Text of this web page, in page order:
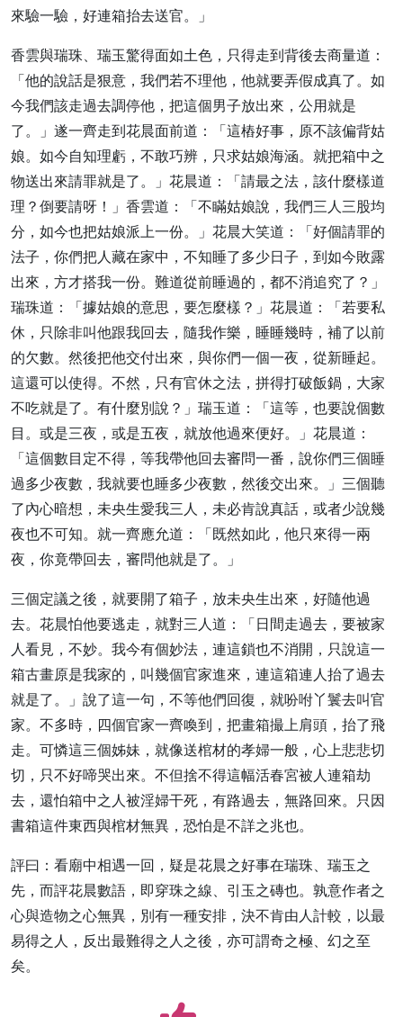
來驗一驗，好連箱抬去送官。」
香雲與瑞珠、瑞玉驚得面如土色，只得走到背後去商量道：
「他的說話是狠意，我們若不理他，他就要弄假成真了。如
今我們該走過去調停他，把這個男子放出來，公用就是
了。」遂一齊走到花晨面前道：「這樁好事，原不該偏背姑
娘。如今自知理虧，不敢巧辨，只求姑娘海涵。就把箱中之
物送出來請罪就是了。」花晨道：「請最之法，該什麼樣道
理？倒要請呀！」香雲道：「不瞞姑娘說，我們三人三股均
分，如今也把姑娘派上一份。」花晨大笑道：「好個請罪的
法子，你們把人藏在家中，不知睡了多少日子，到如今敗露
出來，方才搭我一份。難道從前睡過的，都不消追究了？」
瑞珠道：「據姑娘的意思，要怎麼樣？」花晨道：「若要私
休，只除非叫他跟我回去，隨我作樂，睡睡幾時，補了以前
的欠數。然後把他交付出來，與你們一個一夜，從新睡起。
這還可以使得。不然，只有官休之法，拼得打破飯鍋，大家
不吃就是了。有什麼別說？」瑞玉道：「這等，也要說個數
目。或是三夜，或是五夜，就放他過來便好。」花晨道：
「這個數目定不得，等我帶他回去審問一番，說你們三個睡
過多少夜數，我就要也睡多少夜數，然後交出來。」三個聽
了內心暗想，未央生愛我三人，未必肯說真話，或者少說幾
夜也不可知。就一齊應允道：「既然如此，他只來得一兩
夜，你竟帶回去，審問他就是了。」
三個定議之後，就要開了箱子，放未央生出來，好隨他過
去。花晨怕他要逃走，就對三人道：「日間走過去，要被家
人看見，不妙。我今有個妙法，連這鎖也不消開，只說這一
箱古畫原是我家的，叫幾個官家進來，連這箱連人抬了過去
就是了。」說了這一句，不等他們回復，就吩咐丫鬟去叫官
家。不多時，四個官家一齊喚到，把畫箱撮上肩頭，抬了飛
走。可憐這三個姊妹，就像送棺材的孝婦一般，心上悲悲切
切，只不好啼哭出來。不但捨不得這幅活春宮被人連箱劫
去，還怕箱中之人被淫婦干死，有路過去，無路回來。只因
書箱這件東西與棺材無異，恐怕是不詳之兆也。
評曰：看廟中相遇一回，疑是花晨之好事在瑞珠、瑞玉之
先，而評花晨數語，即穿珠之線、引玉之磚也。孰意作者之
心與造物之心無異，別有一種安排，決不肯由人計較，以最
易得之人，反出最難得之人之後，亦可謂奇之極、幻之至
矣。